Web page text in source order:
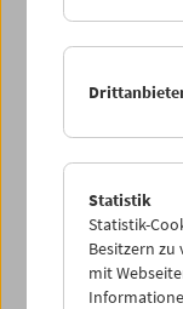
Statistik
Statistik-
Besitzern zu
mit